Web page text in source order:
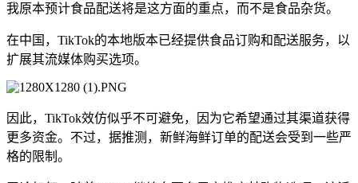
我原本预计食品配送将是这方面的重点，而不是食品杂货。
在中国，TikTok的本地版本已经提供食品订购和配送服务，以
扩展其流媒体购买选项。
因此，TikTok效仿似乎不可避免，因为它希望通过其渠道获得
更多资金。不过，据推测，新鲜海鲜订单的配送会受到一些严
格的限制。